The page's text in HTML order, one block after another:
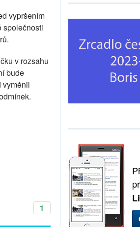
vypršením
společnosti
v rozsahu
bude
vyměnil
1